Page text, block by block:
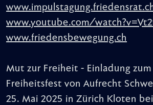
www.youtube.com/
www.friedensbewegung.ch
Mut zur Freiheit - Einladung zum
Freiheitsfest von Aufrecht
25. Mai 2025 in Zürich Kloten